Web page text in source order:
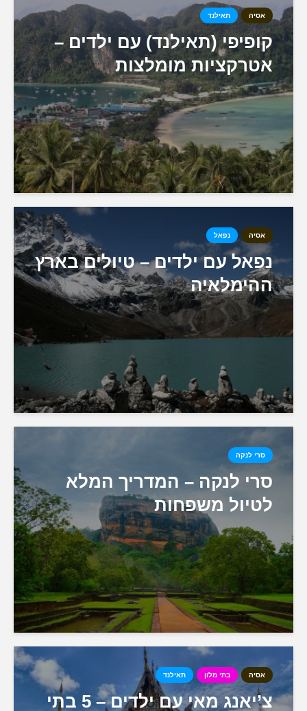
אסיה תאילנד
קופיפי (תאילנד) עם ילדים –
אטרקציות מומלצות
אסיה נפאל
נפאל עם ילדים – טיולים בארץ
ההימלאיה
סרי לנקה
סרי לנקה – המדריך המלא
לטיול משפחות
אסיה בתי מלון תאילנד
צ’יאנג מאי עם ילדים – 5 בתי